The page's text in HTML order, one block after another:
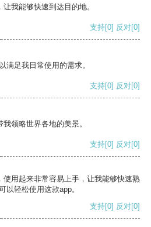
我能够快速到达目的地。
支持[0] 反对[0]
满足我日常使用的需求。
支持[0] 反对[0]
领略世界各地的美景。
支持[0] 反对[0]
用起来非常容易上手，让我能够快速熟
以轻松使用这款app。
支持[0] 反对[0]